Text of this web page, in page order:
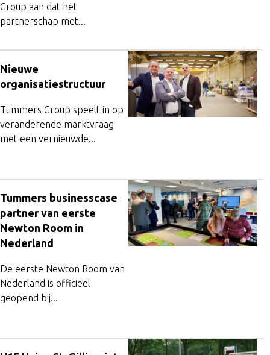
Group aan dat het
partnerschap met...
Nieuwe
organisatiestructuur
Tummers Group speelt in op
veranderende marktvraag
met een vernieuwde...
Tummers businesscase
partner van eerste
Newton Room in
Nederland
De eerste Newton Room van
Nederland is officieel
geopend bij...